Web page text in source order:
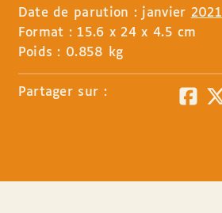
Date de parution : janvier 2021
Format : 15.6 x 24 x 4.5 cm
Poids : 0.858 kg
Partager sur :